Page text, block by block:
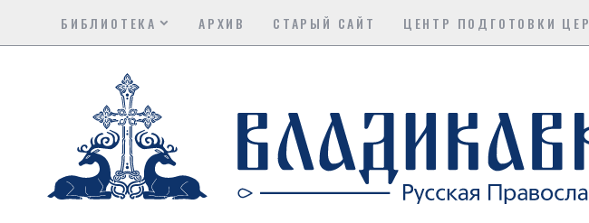
БИБЛИОТЕКА АРХИВ СТАРЫЙ САЙТ ЦЕНТР ПОДГОТОВКИ